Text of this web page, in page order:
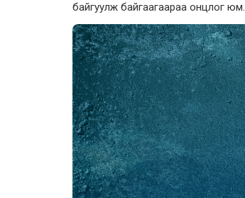
байгуулж байгаагаараа онцлог юм.